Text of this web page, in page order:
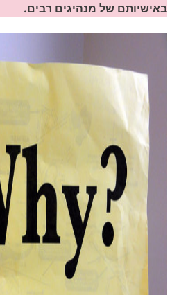
באישיותם של מנהיגים רבים.